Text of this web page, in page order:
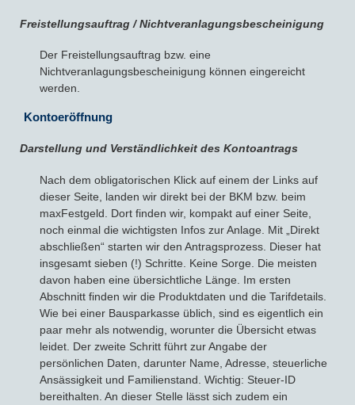
Freistellungsauftrag / Nichtveranlagungsbescheinigung
Der Freistellungsauftrag bzw. eine
Nichtveranlagungsbescheinigung können eingereicht
werden.
Kontoeröffnung
Darstellung und Verständlichkeit des Kontoantrags
Nach dem obligatorischen Klick auf einem der Links auf
dieser Seite, landen wir direkt bei der BKM bzw. beim
maxFestgeld. Dort finden wir, kompakt auf einer Seite,
noch einmal die wichtigsten Infos zur Anlage. Mit „Direkt
abschließen“ starten wir den Antragsprozess. Dieser hat
insgesamt sieben (!) Schritte. Keine Sorge. Die meisten
davon haben eine übersichtliche Länge. Im ersten
Abschnitt finden wir die Produktdaten und die Tarifdetails.
Wie bei einer Bausparkasse üblich, sind es eigentlich ein
paar mehr als notwendig, worunter die Übersicht etwas
leidet. Der zweite Schritt führt zur Angabe der
persönlichen Daten, darunter Name, Adresse, steuerliche
Ansässigkeit und Familienstand. Wichtig: Steuer-ID
bereithalten. An dieser Stelle lässt sich zudem ein